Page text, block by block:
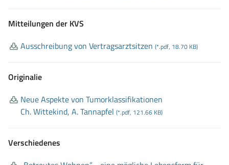
Mitteilungen der KVS
Ausschreibung von Vertragsarztsitzen (*.pdf, 18.70 KB)
Originalie
Neue Aspekte von Tumorklassifikationen
Ch. Wittekind, A. Tannapfel (*.pdf, 121.66 KB)
Verschiedenes